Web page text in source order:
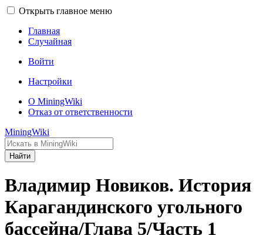
Открыть главное меню
Главная
Случайная
Войти
Настройки
О MiningWiki
Отказ от ответственности
MiningWiki
Найти
Владимир Новиков. История
Карагандинского угольного
бассейна/Глава 5/Часть 1